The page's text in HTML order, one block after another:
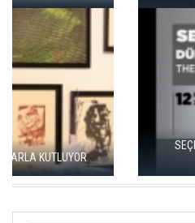
SEÇKİN PİRİM İLE ŞEREFİYE